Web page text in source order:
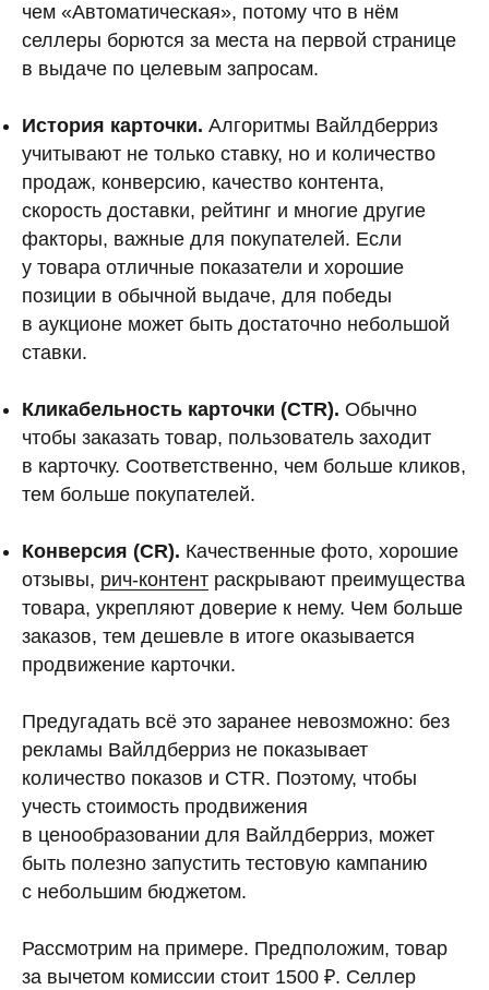
чем «Автоматическая», потому что в нём
селлеры борются за места на первой странице
в выдаче по целевым запросам.
История карточки. Алгоритмы Вайлдберриз
учитывают не только ставку, но и количество
продаж, конверсию, качество контента,
скорость доставки, рейтинг и многие другие
факторы, важные для покупателей. Если
у товара отличные показатели и хорошие
позиции в обычной выдаче, для победы
в аукционе может быть достаточно небольшой
ставки.
Кликабельность карточки (CTR). Обычно
чтобы заказать товар, пользователь заходит
в карточку. Соответственно, чем больше кликов,
тем больше покупателей.
Конверсия (CR). Качественные фото, хорошие
отзывы, рич-контент раскрывают преимущества
товара, укрепляют доверие к нему. Чем больше
заказов, тем дешевле в итоге оказывается
продвижение карточки.
Предугадать всё это заранее невозможно: без
рекламы Вайлдберриз не показывает
количество показов и CTR. Поэтому, чтобы
учесть стоимость продвижения
в ценообразовании для Вайлдберриз, может
быть полезно запустить тестовую кампанию
с небольшим бюджетом.
Рассмотрим на примере. Предположим, товар
за вычетом комиссии стоит 1500 ₽. Селлер